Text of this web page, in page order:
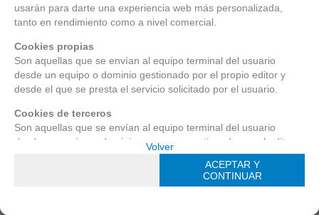
DE PRECIO
Regístrate ahora y empieza a disfrutar de precios y servicios exclusivos
Ir al registro
CONSULTA NUESTROS VÍDEOTUTORIALES
Aprende a sacarle el máximo partido a tus equipos con nuestros video
análisis de sus hábitos de navegación. Pulse el botón para
aceptarlas o “Configurar” para poder bloquearlas.
Puede revisar toda la información y retirar su consentimiento en
cualquier momento desde nuestraPolítica de Cookies.
Política de cookies
ACEPTAR Y
CONTINUAR
usarán para darte una experiencia web más personalizada,
tanto en rendimiento como a nivel comercial.
Cookies propias
Son aquellas que se envían al equipo terminal del usuario
desde un equipo o dominio gestionado por el propio editor y
desde el que se presta el servicio solicitado por el usuario.
Cookies de terceros
Son aquellas que se envían al equipo terminal del usuario
desde un equipo o dominio que no es gestionado por el editor,
sino por otra entidad que trata los datos obtenidos través de las
Volver
ACEPTAR Y
CONTINUAR